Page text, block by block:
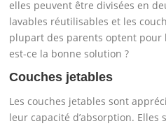
elles peuvent être divisées en
lavables réutilisables et les
plupart des parents optent pour
est-ce la bonne solution ?
Couches jetables
Les couches jetables sont
leur capacité d’absorption. Elles